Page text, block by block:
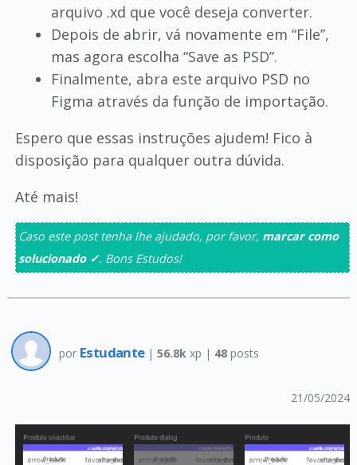
arquivo .xd que você deseja converter.
Depois de abrir, vá novamente em “File”,
mas agora escolha “Save as PSD”.
Finalmente, abra este arquivo PSD no
Figma através da função de importação.
Espero que essas instruções ajudem! Fico à
disposição para qualquer outra dúvida.
Até mais!
Caso este post tenha lhe ajudado, por favor, marcar como
solucionado ✓. Bons Estudos!
por Estudante | 56.8kxp | 48posts
21/05/2024